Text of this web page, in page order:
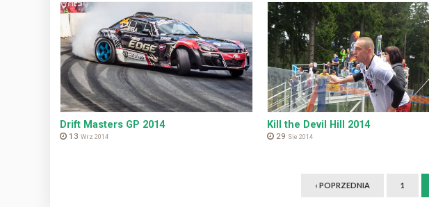
Drift Masters GP 2014
13 Wrz 2014
Kill the Devil Hill 2014
29 Sie 2014
‹ POPRZEDNIA 1